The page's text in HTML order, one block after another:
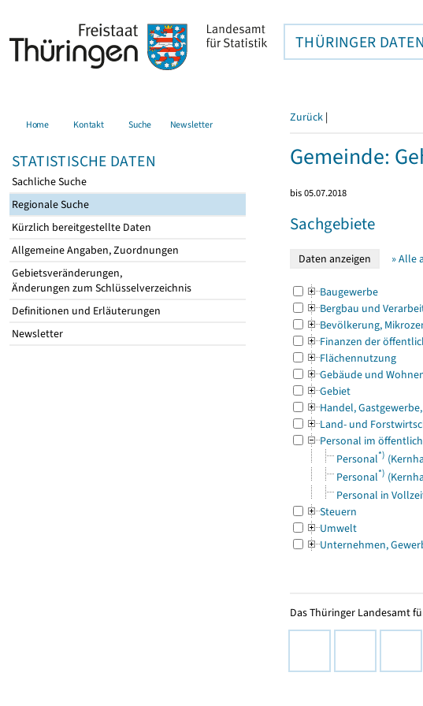
THÜRINGER DATEN
Home Kontakt Suche Newsletter
STATISTISCHE DATEN
Sachliche Suche
Regionale Suche
Kürzlich bereitgestellte Daten
Allgemeine Angaben, Zuordnungen
Gebietsveränderungen,
Änderungen zum Schlüsselverzeichnis
Definitionen und Erläuterungen
Newsletter
Zurück |
Gemeinde:
bis 05.07.2018
Sachgebiete
» Alle
Baugewerbe
Bergbau und
Bevölkerung,
Finanzen der
Flächennutzung
Gebäude und
Gebiet
Handel,
Land- und
Personal im
Personal*)
Personal*)
Personal in
Steuern
Umwelt
Unternehmen,
Das Thüringer Landesamt